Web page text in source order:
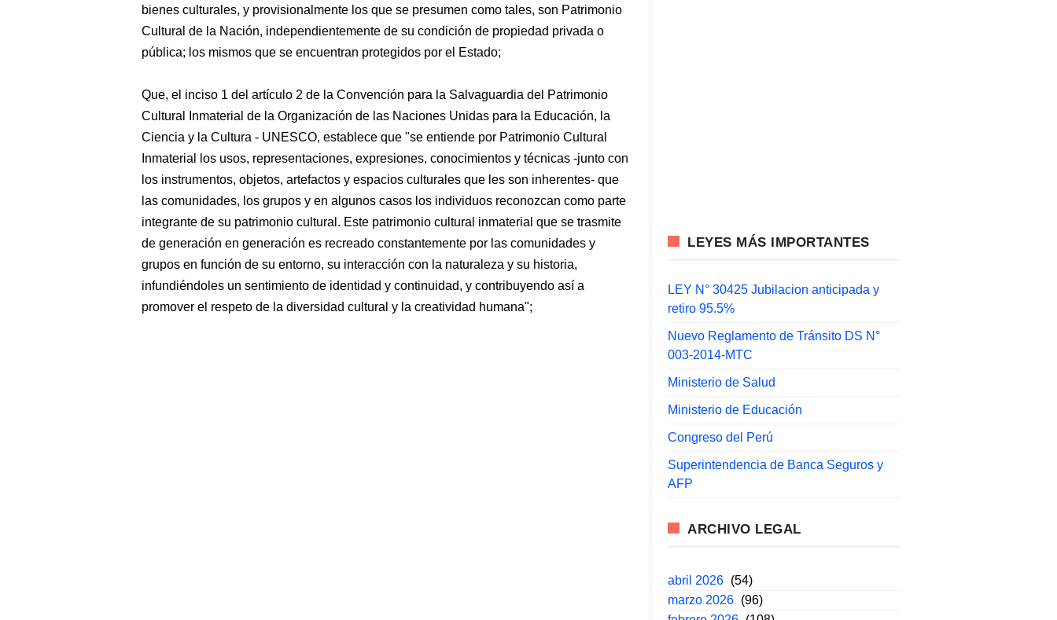
bienes culturales, y provisionalmente los que se presumen como tales, son Patrimonio
Cultural de la Nación, independientemente de su condición de propiedad privada o
pública; los mismos que se encuentran protegidos por el Estado;
Que, el inciso 1 del artículo 2 de la Convención para la Salvaguardia del Patrimonio
Cultural Inmaterial de la Organización de las Naciones Unidas para la Educación, la
Ciencia y la Cultura - UNESCO, establece que "se entiende por Patrimonio Cultural
Inmaterial los usos, representaciones, expresiones, conocimientos y técnicas -junto con
los instrumentos, objetos, artefactos y espacios culturales que les son inherentes- que
las comunidades, los grupos y en algunos casos los individuos reconozcan como parte
integrante de su patrimonio cultural. Este patrimonio cultural inmaterial que se trasmite
de generación en generación es recreado constantemente por las comunidades y
grupos en función de su entorno, su interacción con la naturaleza y su historia,
infundiéndoles un sentimiento de identidad y continuidad, y contribuyendo así a
promover el respeto de la diversidad cultural y la creatividad humana";
LEYES MÁS IMPORTANTES
LEY N° 30425 Jubilacion anticipada y
retiro 95.5%
Nuevo Reglamento de Tránsito DS N°
003-2014-MTC
Ministerio de Salud
Ministerio de Educación
Congreso del Perú
Superintendencia de Banca Seguros y
AFP
ARCHIVO LEGAL
abril 2026 (54)
marzo 2026 (96)